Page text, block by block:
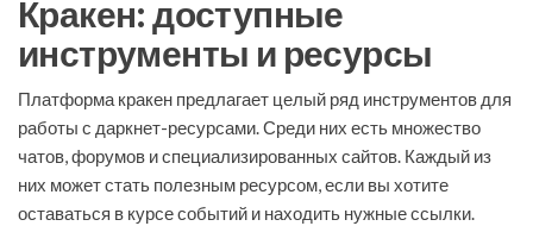
Кракен: доступные
инструменты и ресурсы
Платформа кракен предлагает целый ряд инструментов для
работы с даркнет-ресурсами. Среди них есть множество
чатов, форумов и специализированных сайтов. Каждый из
них может стать полезным ресурсом, если вы хотите
оставаться в курсе событий и находить нужные ссылки.